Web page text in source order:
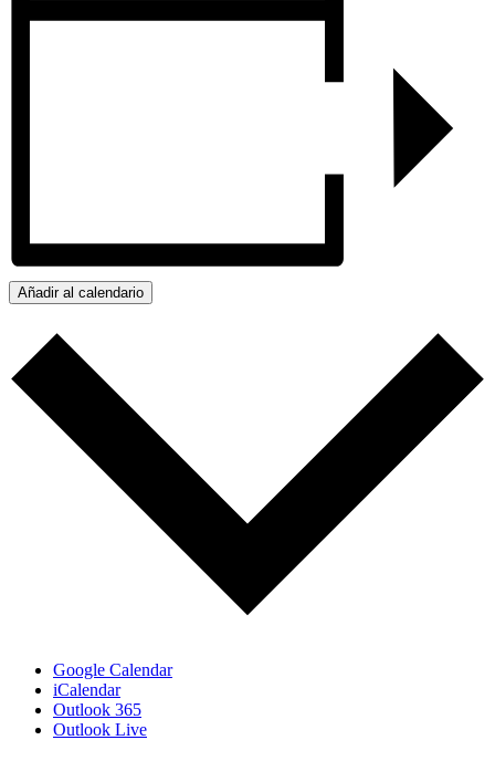
Añadir al calendario
Google Calendar
iCalendar
Outlook 365
Outlook Live